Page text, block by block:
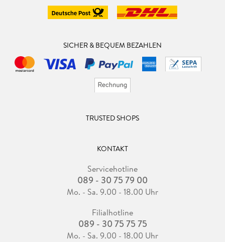
SICHER & BEQUEM BEZAHLEN
TRUSTED SHOPS
KONTAKT
Servicehotline
089 - 30 75 79 00
Mo. - Sa. 9.00 - 18.00 Uhr
Filialhotline
089 - 30 75 75 75
Mo. - Sa. 9.00 - 18.00 Uhr